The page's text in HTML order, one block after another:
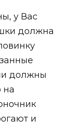
у Вас
должна
должны
на
и